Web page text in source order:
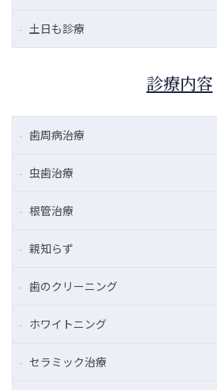
土日も診療
診療内容
歯周病治療
虫歯治療
根管治療
親知らず
歯のクリーニング
ホワイトニング
セラミック治療